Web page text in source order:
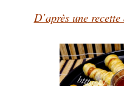
D’après une